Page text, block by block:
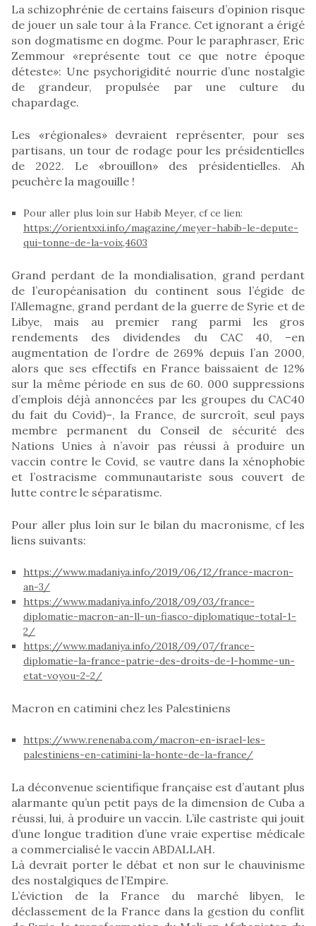
La schizophrénie de certains faiseurs d’opinion risque
de jouer un sale tour à la France. Cet ignorant a érigé
son dogmatisme en dogme. Pour le paraphraser, Eric
Zemmour «représente tout ce que notre époque
déteste»: Une psychorigidité nourrie d’une nostalgie
de grandeur, propulsée par une culture du
chapardage.
Les «régionales» devraient représenter, pour ses
partisans, un tour de rodage pour les présidentielles
de 2022. Le «brouillon» des présidentielles. Ah
peuchère la magouille !
Pour aller plus loin sur Habib Meyer, cf ce lien:
https://orientxxi.info/magazine/meyer-habib-le-depute-
qui-tonne-de-la-voix,4603
Grand perdant de la mondialisation, grand perdant
de l’européanisation du continent sous l’égide de
l’Allemagne, grand perdant de la guerre de Syrie et de
Libye, mais au premier rang parmi les gros
rendements des dividendes du CAC 40, –en
augmentation de l’ordre de 269% depuis l’an 2000,
alors que ses effectifs en France baissaient de 12%
sur la même période en sus de 60. 000 suppressions
d’emplois déjà annoncées par les groupes du CAC40
du fait du Covid)–, la France, de surcroît, seul pays
membre permanent du Conseil de sécurité des
Nations Unies à n’avoir pas réussi à produire un
vaccin contre le Covid, se vautre dans la xénophobie
et l’ostracisme communautariste sous couvert de
lutte contre le séparatisme.
Pour aller plus loin sur le bilan du macronisme, cf les
liens suivants:
https://www.madaniya.info/2019/06/12/france-macron-
an-3/
https://www.madaniya.info/2018/09/03/france-
diplomatie-macron-an-ll-un-fiasco-diplomatique-total-1-
2/
https://www.madaniya.info/2018/09/07/france-
diplomatie-la-france-patrie-des-droits-de-l-homme-un-
etat-voyou-2-2/
Macron en catimini chez les Palestiniens
https://www.renenaba.com/macron-en-israel-les-
palestiniens-en-catimini-la-honte-de-la-france/
La déconvenue scientifique française est d’autant plus
alarmante qu’un petit pays de la dimension de Cuba a
réussi, lui, à produire un vaccin. L’ile castriste qui jouit
d’une longue tradition d’une vraie expertise médicale
a commercialisé le vaccin ABDALLAH.
Là devrait porter le débat et non sur le chauvinisme
des nostalgiques de l’Empire.
L’éviction de la France du marché libyen, le
déclassement de la France dans la gestion du conflit